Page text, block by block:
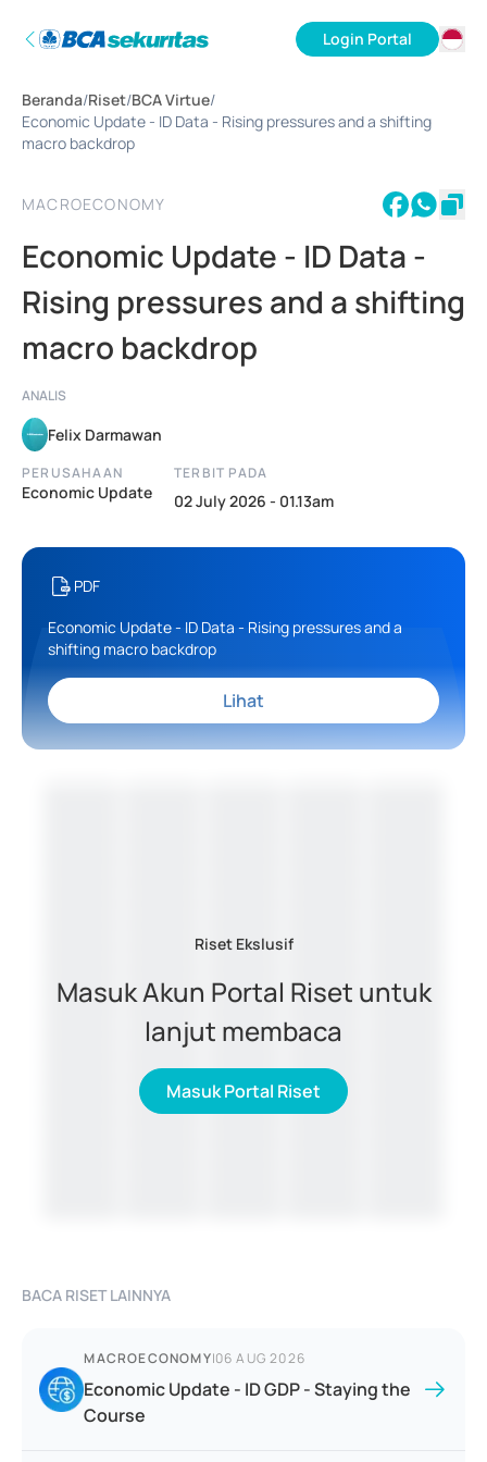
Login Portal
Beranda/Riset/BCA Virtue/
Economic Update - ID Data - Rising pressures and a shifting
macro backdrop
MACROECONOMY
Economic Update - ID Data -
Rising pressures and a shifting
macro backdrop
ANALIS
Felix Darmawan
PERUSAHAAN
Economic Update
TERBIT PADA
02 July 2026 - 01.13am
PDF
Economic Update - ID Data - Rising pressures and a
shifting macro backdrop
Lihat
Riset Ekslusif
Masuk Akun Portal Riset untuk
lanjut membaca
Masuk Portal Riset
BACA RISET LAINNYA
MACROECONOMY|06 AUG 2026
Economic Update - ID GDP - Staying the
Course